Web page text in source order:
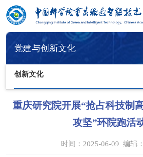
您的位置：首页 党建与创新文化
党建与创新文化
创新文化
重庆研究院开展“抢占科技制
攻坚”环院跑活
时间：2025-06-09 编辑：